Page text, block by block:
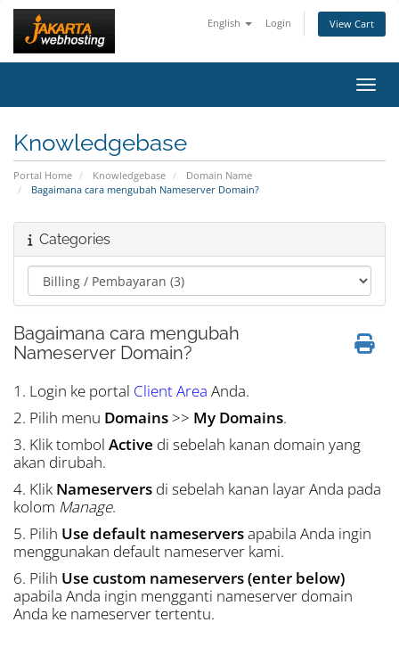
English Login View Cart
Knowledgebase
Portal Home Knowledgebase
Domain Name
Bagaimana cara mengubah Nameserver Domain?
Categories
Bagaimana cara mengubah
Nameserver Domain?
1. Login ke portal Client Area Anda.
2. Pilih menu Domains >> My Domains.
3. Klik tombol Active di sebelah kanan domain yang
akan dirubah.
4. Klik Nameservers di sebelah kanan layar Anda pada
kolom Manage.
5. Pilih Use default nameserversapabila Anda ingin
menggunakan default nameserver kami.
6. Pilih Use custom nameservers (enter below)
apabila Anda ingin mengganti nameserver domain
Anda ke nameserver tertentu.